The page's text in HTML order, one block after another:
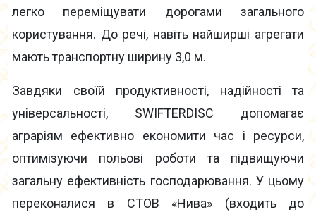
легко переміщувати дорогами загального
користування. До речі, навіть найширші агрегати
мають транспортну ширину 3,0 м.
Завдяки своїй продуктивності, надійності та
універсальності, SWIFTERDISC допомагає
аграріям ефективно економити час і ресурси,
оптимізуючи польові роботи та підвищуючи
загальну ефективність господарювання. У цьому
переконалися в СТОВ «Нива» (входить до